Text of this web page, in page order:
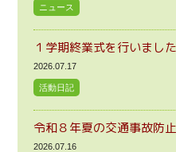
ニュース
１学期終業式を行いました
2026.07.17
活動日記
令和８年夏の交通事故防
2026.07.16